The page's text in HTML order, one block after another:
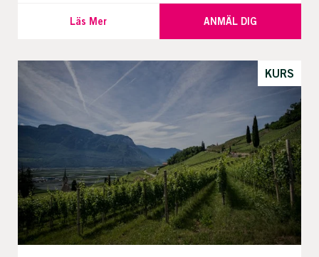
Läs Mer ANMÄL DIG
KURS